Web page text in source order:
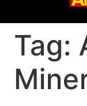
Tag: